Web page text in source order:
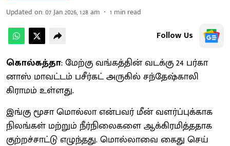
Updated on:07 Jan 2026, 1:28 am 1 min read
Follow Us
கொல்கத்தா: மேற்கு வங்​கத்​தின் வடக்கு 24 பர்​கா​
னாஸ் மாவட்​டம் பசீர்​கட் அரு​கில் சந்​தேஷ்​காலி
கிராமம் உள்​ளது.
இங்கு மூசா மொல்லா என்​பவர் மீன் வளர்ப்​புக்​காக
நிலங்​கள் மற்​றும் நீர்​நிலைகளை ஆக்​கிரமித்​த​தாக
குற்​றச்​சாட்டு எழுந்​தது. மொல்​லாவை கைது செய்​